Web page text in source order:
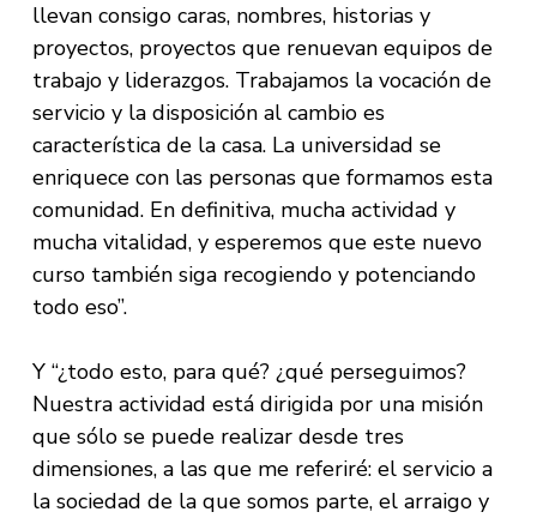
llevan consigo caras, nombres, historias y
proyectos, proyectos que renuevan equipos de
trabajo y liderazgos. Trabajamos la vocación de
servicio y la disposición al cambio es
característica de la casa. La universidad se
enriquece con las personas que formamos esta
comunidad. En definitiva, mucha actividad y
mucha vitalidad, y esperemos que este nuevo
curso también siga recogiendo y potenciando
todo eso”.
Y “¿todo esto, para qué? ¿qué perseguimos?
Nuestra actividad está dirigida por una misión
que sólo se puede realizar desde tres
dimensiones, a las que me referiré: el servicio a
la sociedad de la que somos parte, el arraigo y